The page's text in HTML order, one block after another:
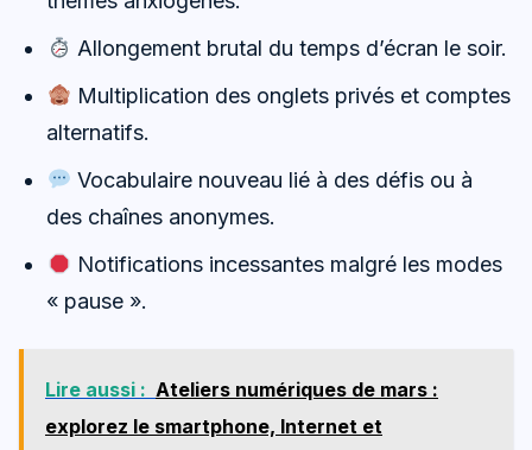
Allongement brutal du temps d’écran le soir.
Multiplication des onglets privés et comptes
alternatifs.
Vocabulaire nouveau lié à des défis ou à
des chaînes anonymes.
Notifications incessantes malgré les modes
« pause ».
Lire aussi : Ateliers numériques de mars :
explorez le smartphone, Internet et